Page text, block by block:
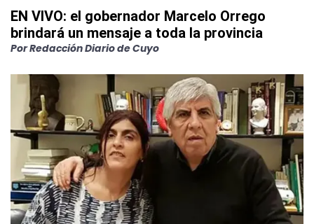
EN VIVO: el gobernador Marcelo Orrego
brindará un mensaje a toda la provincia
PorRedacción Diario de Cuyo